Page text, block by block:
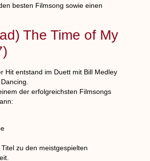
besten Filmsong sowie einen
The Time of My
Hit entstand im Duett mit Bill Medley
.
der erfolgreichsten Filmsongs
zu den meistgespielten